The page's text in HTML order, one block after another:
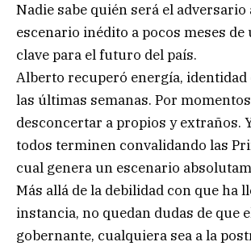
Nadie sabe quién será el adversario
escenario inédito a pocos meses de
clave para el futuro del país.
Alberto recuperó energía, identidad
las últimas semanas. Por
desconcertar a propios y extraños.
todos terminen convalidando las
cual genera un escenario
Más allá de la debilidad con que ha
instancia, no quedan dudas de que
gobernante, cualquiera sea a la